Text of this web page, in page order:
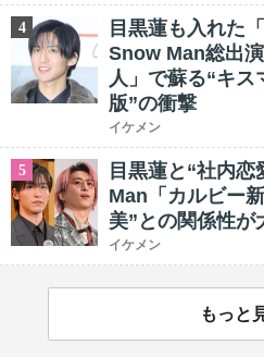
4
目黒蓮も入れた
Snow Man総出
人」で蘇る“キ
版”の衝撃
イケメン
5
目黒蓮と“社内
Man「カルビー
美”との関係性が
イケメン
もっと